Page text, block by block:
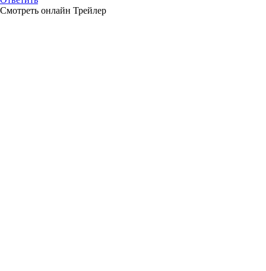
Смотреть онлайн Трейлер